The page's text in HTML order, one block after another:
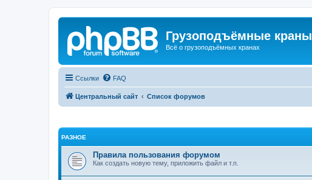
Грузоподъёмные краны
Всё о грузоподъёмных кранах
Ссылки FAQ
Центральный сайт Список форумов
РАЗНОЕ
Правила пользования форумом
Как создать новую тему, приложить файл и т.п.